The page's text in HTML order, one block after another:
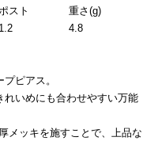
スト
重さ(g)
1.2
4.8
ピアス。
いめにも合わせやすい万能
メッキを施すことで、上品な